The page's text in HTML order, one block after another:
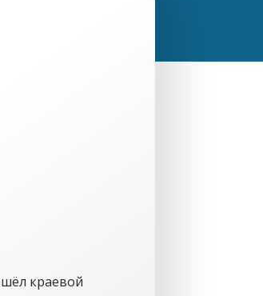
краевой